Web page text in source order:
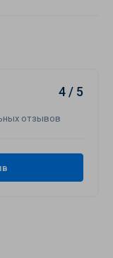
4 / 5
отзывов